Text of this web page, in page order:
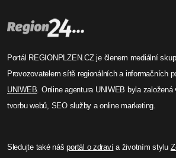
Portál REGIONPLZEN.CZ je členem mediální
Provozovatelem sítě regionálních a informačních
UNIWEB. Online agentura UNIWEB byla
tvorbu webů, SEO služby a online marketing.
Sledujte také nášportál o zdravía životním stylu